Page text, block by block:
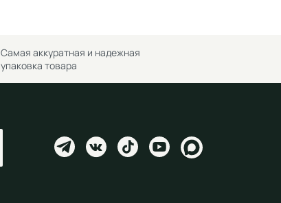
Самая аккуратная и надежная
упаковка товара